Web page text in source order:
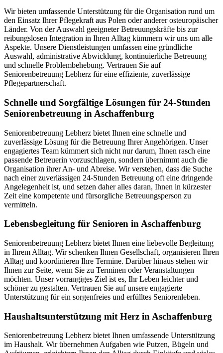
Wir bieten umfassende Unterstützung für die Organisation rund um
den Einsatz Ihrer Pflegekraft aus Polen oder anderer osteuropäischer
Länder. Von der Auswahl geeigneter Betreuungskräfte bis zur
reibungslosen Integration in Ihren Alltag kümmern wir uns um alle
Aspekte. Unsere Dienstleistungen umfassen eine gründliche
Auswahl, administrative Abwicklung, kontinuierliche Betreuung
und schnelle Problembehebung. Vertrauen Sie auf
Seniorenbetreuung Lebherz für eine effiziente, zuverlässige
Pflegepartnerschaft.
Schnelle und Sorgfältige Lösungen für 24-Stunden
Seniorenbetreuung in Aschaffenburg
Seniorenbetreuung Lebherz bietet Ihnen eine schnelle und
zuverlässige Lösung für die Betreuung Ihrer Angehörigen. Unser
engagiertes Team kümmert sich nicht nur darum, Ihnen rasch eine
passende Betreuerin vorzuschlagen, sondern übernimmt auch die
Organisation ihrer An- und Abreise. Wir verstehen, dass die Suche
nach einer zuverlässigen 24-Stunden Betreuung oft eine dringende
Angelegenheit ist, und setzen daher alles daran, Ihnen in kürzester
Zeit eine kompetente und fürsorgliche Betreuungsperson zu
vermitteln.
Lebensbegleitung für Senioren in Aschaffenburg
Seniorenbetreuung Lebherz bietet Ihnen eine liebevolle Begleitung
in Ihrem Alltag. Wir schenken Ihnen Gesellschaft, organisieren Ihren
Alltag und koordinieren Ihre Termine. Darüber hinaus stehen wir
Ihnen zur Seite, wenn Sie zu Terminen oder Veranstaltungen
möchten. Unser vorrangiges Ziel ist es, Ihr Leben leichter und
schöner zu gestalten. Vertrauen Sie auf unsere engagierte
Unterstützung für ein sorgenfreies und erfülltes Seniorenleben.
Haushalts­unterstützung mit Herz in Aschaffenburg
Seniorenbetreuung Lebherz bietet Ihnen umfassende Unterstützung
im Haushalt. Wir übernehmen Aufgaben wie Putzen, Bügeln und